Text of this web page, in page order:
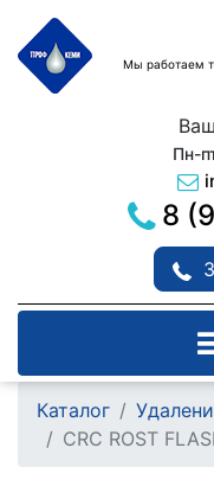
Мы работаем
Пн-
8
Каталог
CRC ROST